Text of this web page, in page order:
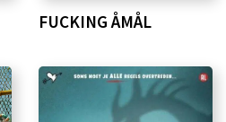
FUCKING ÅMÅL